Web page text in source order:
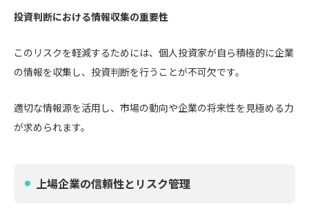
投資判断における情報収集の重要性
このリスクを軽減するためには、個人投資家が自ら積極的に企業
の情報を収集し、投資判断を行うことが不可欠です。
適切な情報源を活用し、市場の動向や企業の将来性を見極める力
が求められます。
上場企業の信頼性とリスク管理